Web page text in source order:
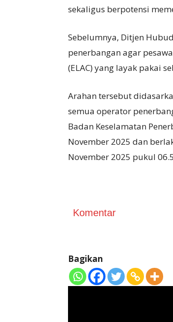
sekaligus berpotensi
Sebelumnya, Ditjen
penerbangan agar
(ELAC) yang layak pakai
Arahan tersebut
semua operator
Badan Keselamatan
November 2025 dan
November 2025 pukul
Komentar
Bagikan